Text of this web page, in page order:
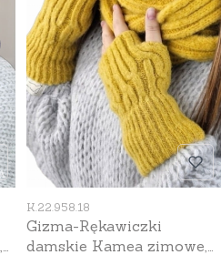
Kod produktu
K.22.958.18
Gizma-Rękawiczki
damskie Kamea zimowe,